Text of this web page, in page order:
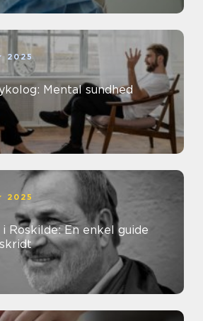
2025
Mental sundhed
2025
Roskilde: En enkel guide